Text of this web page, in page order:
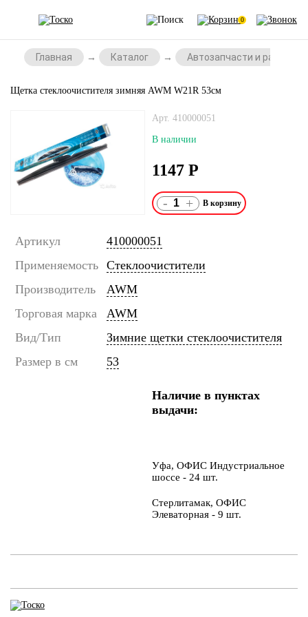
0
Главная Каталог Автозапчасти и
Щетка стеклоочистителя зимняя AWM W21R 53см
Арт. 410000051
В наличии
1147 Р
- +
Артикул
410000051
Применяемость Стеклоочистители
Производитель
AWM
Торговая марка
AWM
Вид/Тип
Зимние щетки стеклоочистителя
Размер в см
53
Наличие в пунктах
выдачи:
Уфа, ОФИС Индустриальное
шоссе - 24 шт.
Стерлитамак, ОФИС
Элеваторная - 9 шт.